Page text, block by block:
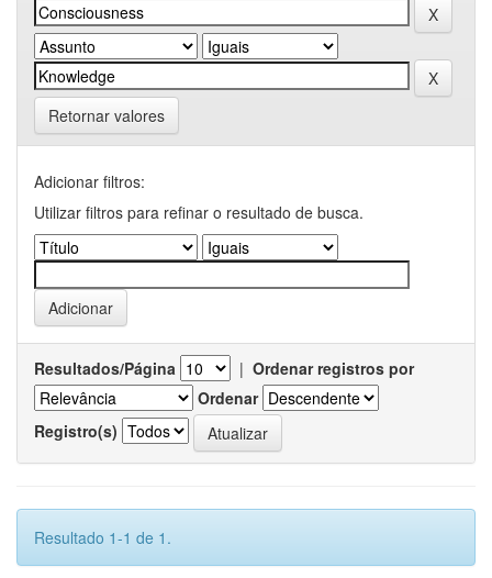
Retornar valores
Adicionar filtros:
Utilizar filtros para refinar o resultado de busca.
Resultados/Página | Ordenar registros por
Ordenar
Registro(s)
Resultado 1-1 de 1.